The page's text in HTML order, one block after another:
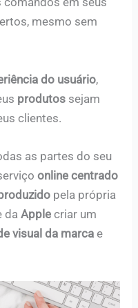
mesmo sem
do usuário,
produtos sejam
clientes.
as partes do seu
online centrado
pela própria
daApplecriar um
visual da marcae